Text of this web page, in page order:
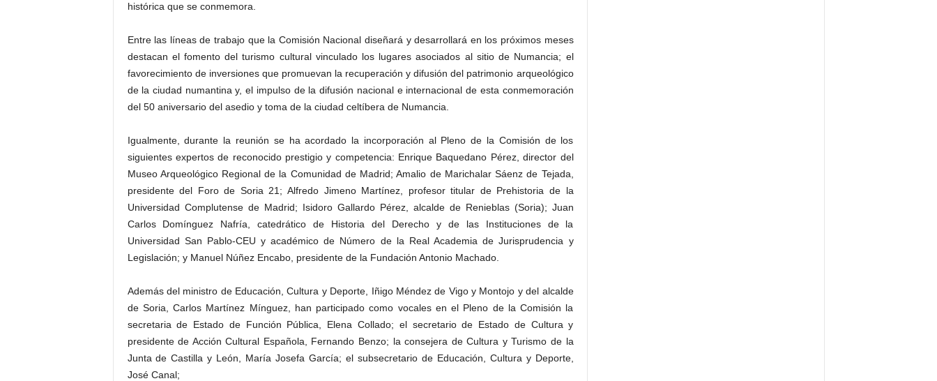
histórica que se conmemora.
Entre las líneas de trabajo que la Comisión Nacional diseñará y desarrollará en los próximos meses
destacan el fomento del turismo cultural vinculado los lugares asociados al sitio de Numancia; el
favorecimiento de inversiones que promuevan la recuperación y difusión del patrimonio arqueológico
de la ciudad numantina y, el impulso de la difusión nacional e internacional de esta conmemoración
del 50 aniversario del asedio y toma de la ciudad celtíbera de Numancia.
Igualmente, durante la reunión se ha acordado la incorporación al Pleno de la Comisión de los
siguientes expertos de reconocido prestigio y competencia: Enrique Baquedano Pérez, director del
Museo Arqueológico Regional de la Comunidad de Madrid; Amalio de Marichalar Sáenz de Tejada,
presidente del Foro de Soria 21; Alfredo Jimeno Martínez, profesor titular de Prehistoria de la
Universidad Complutense de Madrid; Isidoro Gallardo Pérez, alcalde de Renieblas (Soria); Juan
Carlos Domínguez Nafría, catedrático de Historia del Derecho y de las Instituciones de la
Universidad San Pablo-CEU y académico de Número de la Real Academia de Jurisprudencia y
Legislación; y Manuel Núñez Encabo, presidente de la Fundación Antonio Machado.
Además del ministro de Educación, Cultura y Deporte, Iñigo Méndez de Vigo y Montojo y del alcalde
de Soria, Carlos Martínez Mínguez, han participado como vocales en el Pleno de la Comisión la
secretaria de Estado de Función Pública, Elena Collado; el secretario de Estado de Cultura y
presidente de Acción Cultural Española, Fernando Benzo; la consejera de Cultura y Turismo de la
Junta de Castilla y León, María Josefa García; el subsecretario de Educación, Cultura y Deporte,
José Canal;